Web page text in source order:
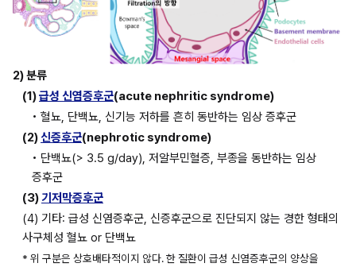
2) 분류
(1) 급성 신염증후군(acute nephritic syndrome)
• 혈뇨, 단백뇨, 신기능 저하를 흔히 동반하는 임상 증후군
(2) 신증후군(nephrotic syndrome)
• 단백뇨(> 3.5 g/day), 저알부민혈증, 부종을 동반하는 임상
증후군
(3) 기저막증후군
(4) 기타: 급성 신염증후군, 신증후군으로 진단되지 않는 경한 형태의
사구체성 혈뇨 or 단백뇨
* 위 구분은 상호배타적이지 않다. 한 질환이 급성 신염증후군의 양상을